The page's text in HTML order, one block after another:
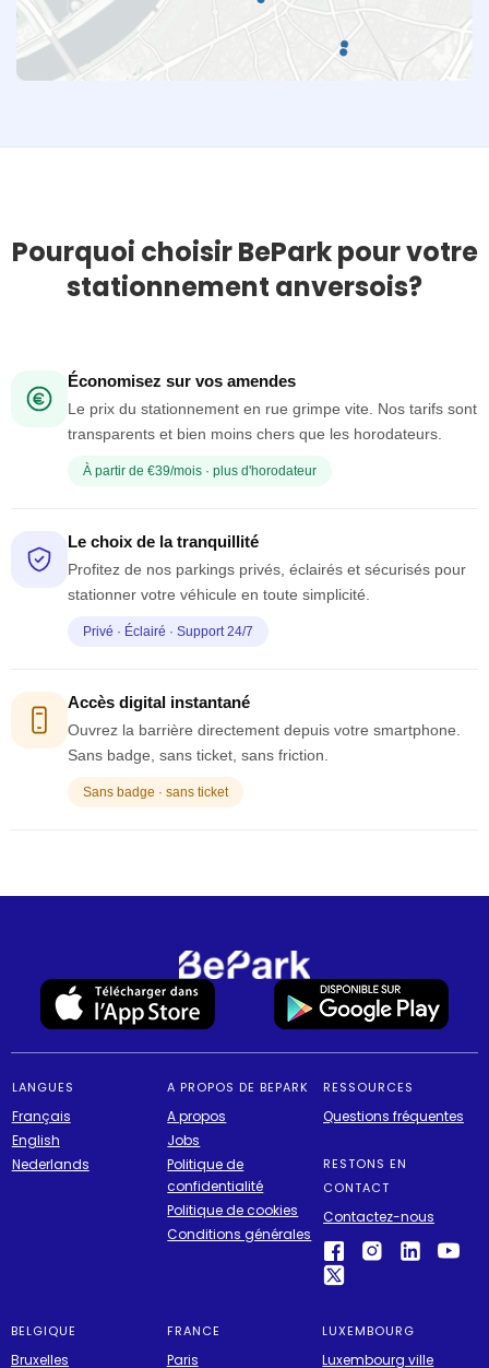
Pourquoi choisir BePark pour votre
stationnement anversois?
Économisez sur vos amendes
Le prix du stationnement en rue grimpe vite. Nos tarifs sont
transparents et bien moins chers que les horodateurs.
À partir de €39/mois · plus d'horodateur
Le choix de la tranquillité
Profitez de nos parkings privés, éclairés et sécurisés pour
stationner votre véhicule en toute simplicité.
Privé · Éclairé · Support 24/7
Accès digital instantané
Ouvrez la barrière directement depuis votre smartphone.
Sans badge, sans ticket, sans friction.
Sans badge · sans ticket
LANGUES
Français
English
Nederlands
A PROPOS DE BEPARK
A propos
Jobs
Politique de
confidentialité
Politique de cookies
Conditions générales
RESSOURCES
Questions fréquentes
RESTONS EN
CONTACT
Contactez-nous
BELGIQUE
Bruxelles
FRANCE
Paris
LUXEMBOURG
Luxembourg ville